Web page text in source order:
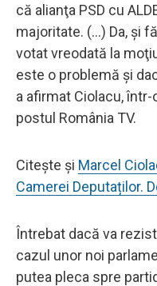
că alianţa PSD cu
majoritate. (...) Da, şi
votat vreodată la
este o problemă şi
a afirmat Ciolacu,
postul România TV.
Citește și Marcel
Camerei Deputaților.
Întrebat dacă va
cazul unor noi
putea pleca spre